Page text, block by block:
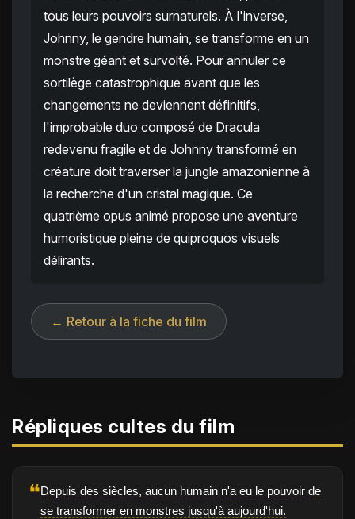
tous leurs pouvoirs surnaturels. À l'inverse,
Johnny, le gendre humain, se transforme en un
monstre géant et survolté. Pour annuler ce
sortilège catastrophique avant que les
changements ne deviennent définitifs,
l'improbable duo composé de Dracula
redevenu fragile et de Johnny transformé en
créature doit traverser la jungle amazonienne à
la recherche d'un cristal magique. Ce
quatrième opus animé propose une aventure
humoristique pleine de quiproquos visuels
délirants.
← Retour à la fiche du film
Répliques cultes du film
❝Depuis des siècles, aucun humain n'a eu le pouvoir de
se transformer en monstres jusqu'à aujourd'hui.